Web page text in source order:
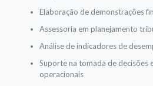
Elaboração de demonstrações
Assessoria em planejamento
Análise de indicadores de
Suporte na tomada de decisões
operacionais